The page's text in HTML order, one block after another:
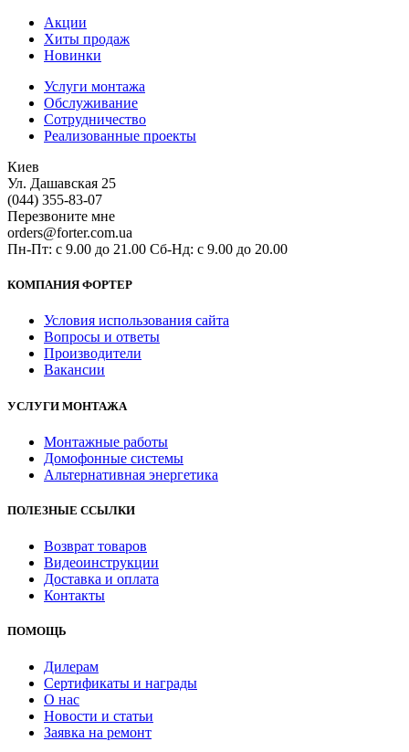
Акции
Хиты продаж
Новинки
Услуги монтажа
Обслуживание
Сотрудничество
Реализованные проекты
Киев
Ул. Дашавская 25
(044) 355-83-07
Перезвоните мне
orders@forter.com.ua
Пн-Пт: с 9.00 до 21.00 Сб-Нд: с 9.00 до 20.00
КОМПАНИЯ ФОРТЕР
Условия использования сайта
Вопросы и ответы
Производители
Вакансии
УСЛУГИ МОНТАЖА
Монтажные работы
Домофонные системы
Альтернативная энергетика
ПОЛЕЗНЫЕ ССЫЛКИ
Возврат товаров
Видеоинструкции
Доставка и оплата
Контакты
ПОМОЩЬ
Дилерам
Сертификаты и награды
О нас
Новости и статьи
Заявка на ремонт